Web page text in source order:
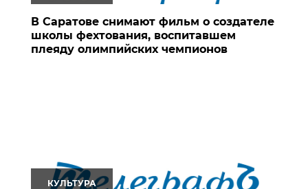
В Саратове снимают фильм о создателе
школы фехтования, воспитавшем
плеяду олимпийских чемпионов
КУЛЬТУРА